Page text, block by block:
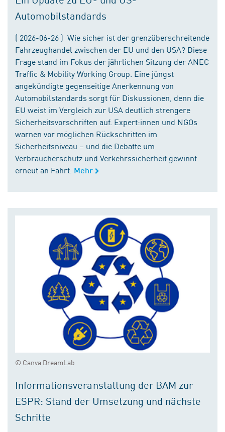
Automobilstandards
( 2026-06-26 ) Wie sicher ist der grenzüberschreitende
Fahrzeughandel zwischen der EU und den USA? Diese
Frage stand im Fokus der jährlichen Sitzung der ANEC
Traffic & Mobility Working Group. Eine jüngst
angekündigte gegenseitige Anerkennung von
Automobilstandards sorgt für Diskussionen, denn die
EU weist im Vergleich zur USA deutlich strengere
Sicherheitsvorschriften auf. Expert:innen und NGOs
warnen vor möglichen Rückschritten im
Sicherheitsniveau – und die Debatte um
Verbraucherschutz und Verkehrssicherheit gewinnt
erneut an Fahrt. Mehr
© Canva DreamLab
Informationsveranstaltung der BAM zur
ESPR: Stand der Umsetzung und nächste
Schritte